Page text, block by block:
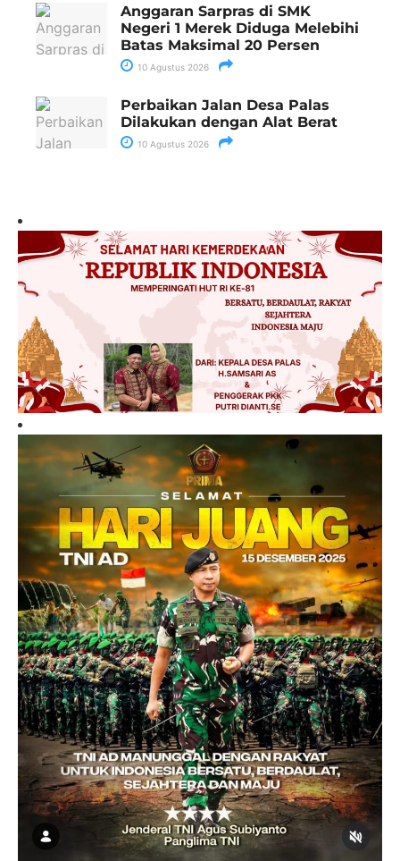
Anggaran Sarpras di SMK
Negeri 1 Merek Diduga Melebihi
Batas Maksimal 20 Persen
10 Agustus 2026
Perbaikan Jalan Desa Palas
Dilakukan dengan Alat Berat
10 Agustus 2026